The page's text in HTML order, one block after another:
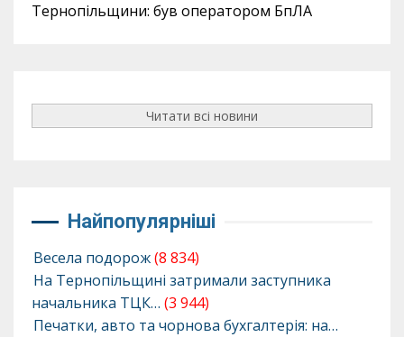
Тернопільщини: був оператором БпЛА
Читати всі новини
Найпопулярніші
Весела подорож(8 834)
На Тернопільщині затримали заступника
начальника ТЦК… (3 944)
Печатки, авто та чорнова бухгалтерія: на…